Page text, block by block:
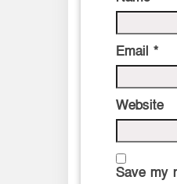
Email *
Website
Save my